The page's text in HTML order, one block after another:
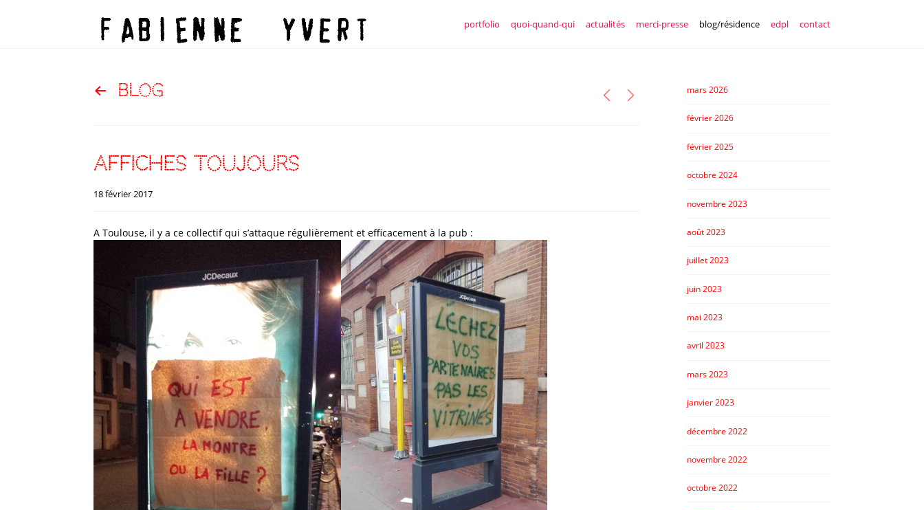
portfolio quoi-quand-qui actualités merci-presse blog/résidence edpl contact
blog
affiches toujours
18 février 2017
A Toulouse, il y a ce collectif qui s’attaque régulièrement et efficacement à la pub :
mars 2026
février 2026
février 2025
octobre 2024
novembre 2023
août 2023
juillet 2023
juin 2023
mai 2023
avril 2023
mars 2023
janvier 2023
décembre 2022
novembre 2022
octobre 2022